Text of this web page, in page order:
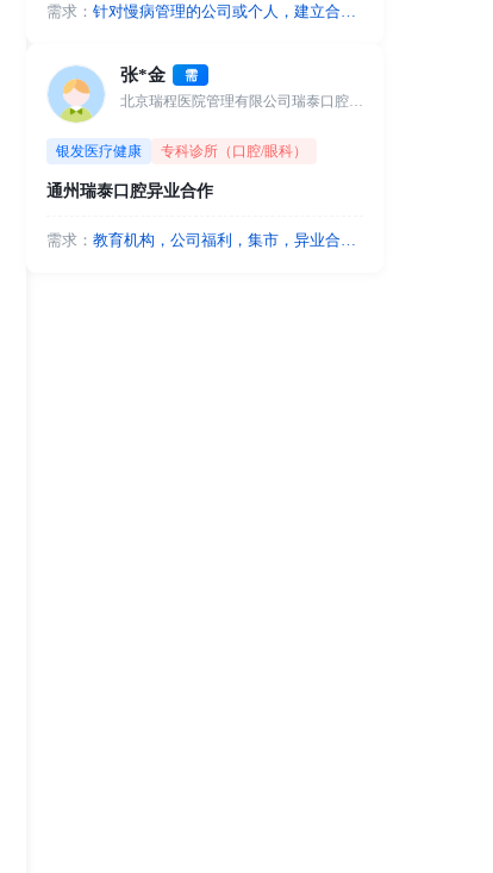
源互补，合作共赢。
需求： 针对慢病管理的公司或个人，建立合
张*金 需
银发医疗健康 专科诊所（口腔/眼科）
通州瑞泰口腔异业合作
需求： 教育机构，公司福利，集市，异业合